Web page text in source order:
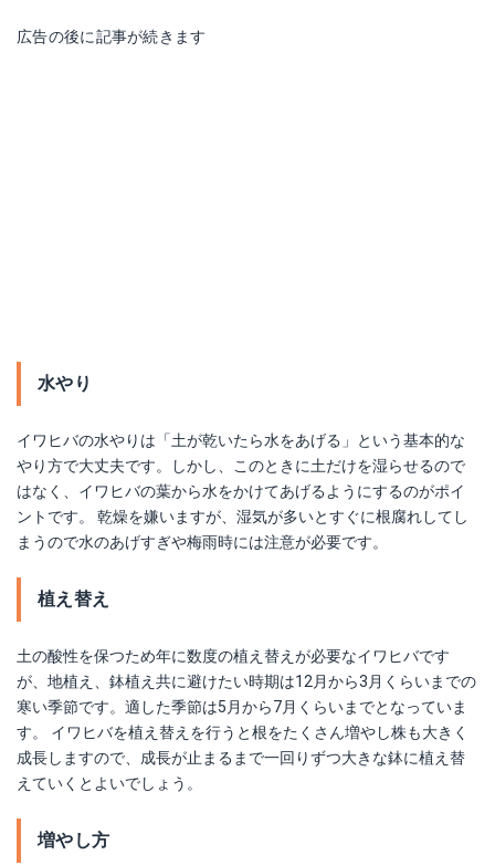
広告の後に記事が続きます
水やり
イワヒバの水やりは「土が乾いたら水をあげる」という基本的な
やり方で大丈夫です。しかし、このときに土だけを湿らせるので
はなく、イワヒバの葉から水をかけてあげるようにするのがポイ
ントです。 乾燥を嫌いますが、湿気が多いとすぐに根腐れしてし
まうので水のあげすぎや梅雨時には注意が必要です。
植え替え
土の酸性を保つため年に数度の植え替えが必要なイワヒバです
が、地植え、鉢植え共に避けたい時期は12月から3月くらいまでの
寒い季節です。適した季節は5月から7月くらいまでとなっていま
す。 イワヒバを植え替えを行うと根をたくさん増やし株も大きく
成長しますので、成長が止まるまで一回りずつ大きな鉢に植え替
えていくとよいでしょう。
増やし方